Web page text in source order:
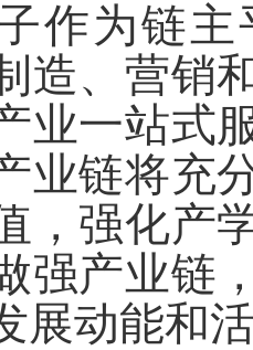
作为链
造、营销
业一站式
业链将充
，强化产
强产业链
展动能和